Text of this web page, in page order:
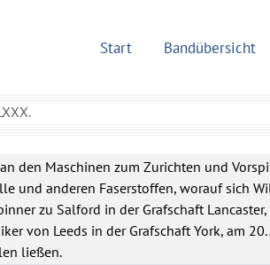
Start Bandübersicht
den Maschinen zum Zurichten und
und anderen Faserstoffen, worauf sich
zu Salford in der Grafschaft
von Leeds in der Grafschaft York, am
ließen.